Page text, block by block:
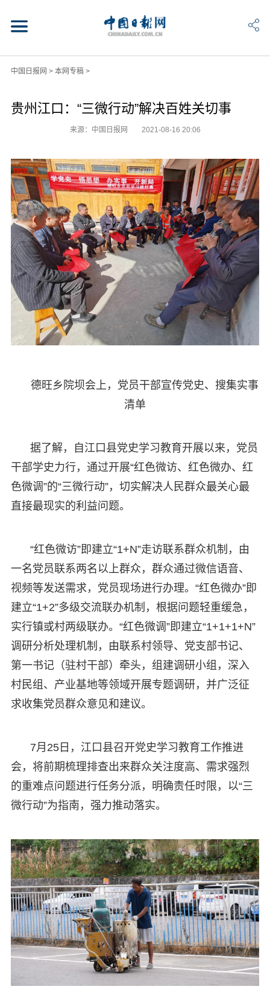
中国日报网 > 本网专稿>
贵州江口：“三微行动”解决百姓关切事
来源：中国日报网 2021-08-16 20:06
德旺乡院坝会上，党员干部宣传党史、搜集实事
清单
据了解，自江口县党史学习教育开展以来，党员
干部学史力行，通过开展“红色微访、红色微办、红
色微调”的“三微行动”，切实解决人民群众最关心最
直接最现实的利益问题。
“红色微访”即建立“1+N”走访联系群众机制，由
一名党员联系两名以上群众，群众通过微信语音、
视频等发送需求，党员现场进行办理。“红色微办”即
建立“1+2”多级交流联办机制，根据问题轻重缓急，
实行镇或村两级联办。“红色微调”即建立“1+1+1+N”
调研分析处理机制，由联系村领导、党支部书记、
第一书记（驻村干部）牵头，组建调研小组，深入
村民组、产业基地等领域开展专题调研，并广泛征
求收集党员群众意见和建议。
7月25日，江口县召开党史学习教育工作推进
会，将前期梳理排查出来群众关注度高、需求强烈
的重难点问题进行任务分派，明确责任时限，以“三
微行动”为指南，强力推动落实。